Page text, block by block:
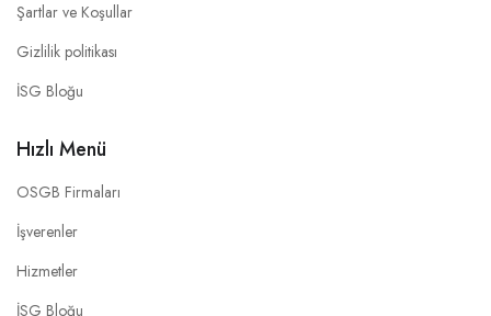
Şartlar ve Koşullar
Gizlilik politikası
İSG Bloğu
Hızlı Menü
OSGB Firmaları
İşverenler
Hizmetler
İSG Bloğu